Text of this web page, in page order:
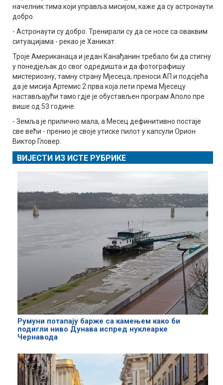
начелник тима који управља мисијом, каже да су астронаути
добро.
- Астронаути су добро. Тренирали су да се носе са оваквим
ситуацијама - рекао је Ханикат.
Троје Американаца и један Канађанин требало би да стигну
у понедјељак до свог одредишта и да фотографишу
мистериозну, тамну страну Мјесеца, преноси АП и подсјећа
да је мисија Артемис 2 прва која лети према Мјесецу
настављајући тамо гдје је обустављен програм Аполо пре
више од 53 године.
- Земља је прилично мала, а Месец дефинитивно постаје
све већи - пренио је своје утиске пилот у капсули Орион
Виктор Гловер.
ВИЈЕСТИ ИЗ ИСТЕ РУБРИКЕ
Румуни потапају барже са камењем како би
подигли ниво Дунава испред нуклеарке
Чернавода